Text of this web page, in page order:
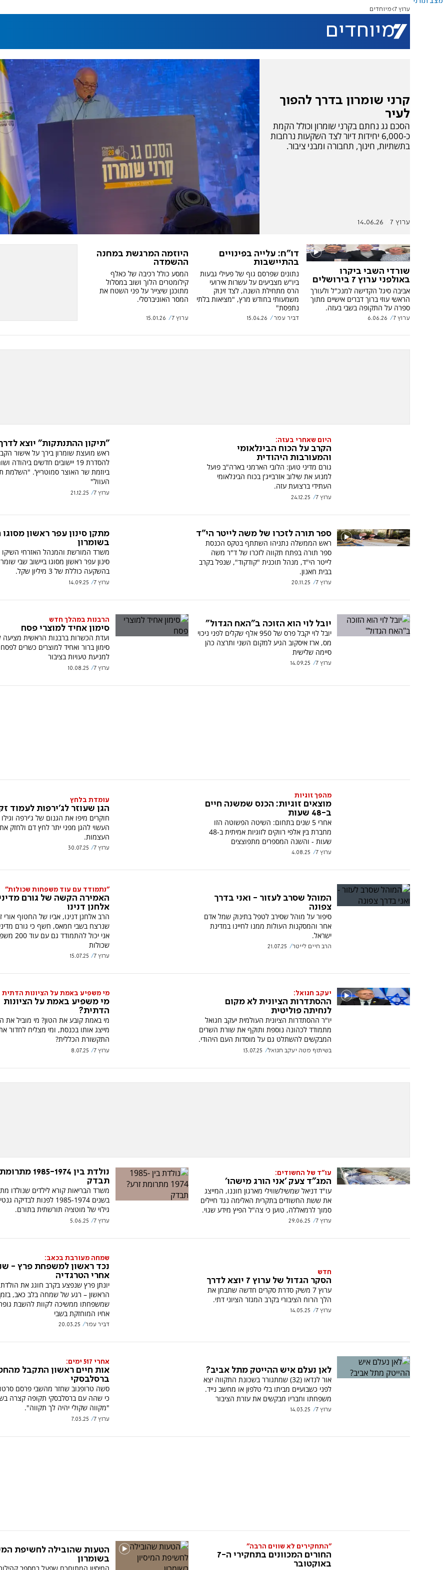
ערוץ 7 מיוחדים
מיוחדים
קרני שומרון בדרך להפוך
לעיר
הסכם גג נחתם בקרני שומרון וכולל הקמת
כ-6,000 יחידות דיור לצד השקעות נרחבות
בתשתיות, חינוך, תחבורה ומבני ציבור.
ערוץ 7 14.06.26
שורדי השבי ביקרו
באולפני ערוץ 7 בירושלים
אביבה סיגל הקדישה למנכ"ל ולעורך
הראשי עוזי ברוך דברים אישיים מתוך
ספרה על התקופה בשבי בעזה.
ערוץ 7 6.06.26
דו"ח: עלייה בפינויים
בהתיישבות
נתונים שפרסם גוף של פעילי גבעות
ביו"ש מצביעים על עשרות אירועי
הרס מתחילת השנה, לצד זינוק
משמעותי בחודש מרץ, "מציאות בלתי
נתפסת"
דביר עמר 15.04.26
היוזמה המרגשת במחנה
ההשמדה
המסע כולל רכיבה של כאלף
קילומטרים הלוך ושוב במסלול
מתוכנן שיצייר על פני השטח את
המסר האוניברסלי.
ערוץ 7 15.01.26
היום שאחרי בעזה:
הקרב על הכוח הבינלאומי
והמעורבות היהודית
גורם מדיני טוען: הלובי הארמני בארה"ב פועל
למנוע את שילוב אזרבייג'ן בכוח הבינלאומי
העתידי ברצועת עזה.
ערוץ 7 24.12.25
"תיקון ההתנתקות" יוצא
ראש מועצת שומרון בירך על אישור
להסדרת 19 יישובים חדשים ביהודה
ביוזמת שר האוצר סמוטריץ’. "השלמת
העוול"
ערוץ 7 21.12.25
ספר תורה לזכרו של משה לייטר הי"ד
ראש הממשלה נתניהו השתתף בטקס הכנסת
ספר תורה בפתח תקווה לזכרו של ד"ר משה
לייטר הי"ד, מנהל תוכנית "קודקוד", שנפל בקרב
בבית חאנון.
ערוץ 7 20.11.25
מתקן סינון עפר ראשון
בשומרון
משרד המורשת והמנהל האזרחי השיקו
סינון עפר ראשון מסוגו ביישוב שבי
בהשקעה כוללת של 3 מיליון שקל.
ערוץ 7 14.09.25
יובל לוי הוא הזוכה ב"האח הגדול"
יובל לוי יקבל פרס של 950 אלף שקלים לפני ניכוי
מס, ארז איסקוב הגיע למקום השני ותרצה כהן
סיימה שלישית
ערוץ 7 14.09.25
הרבנות במהלך חדש
סימון אחיד למוצרי פסח
ועדת הכשרות ברבנות הראשית מציעה
סימון ברור ואחיד למוצרים כשרים
למניעת טעויות בציבור
ערוץ 7 10.08.25
מהפך זוגיות
מוצאים זוגיות: הכנס שמשנה חיים
ב-48 שעות
אחרי 5 שנים בתחום: השיטה הפשוטה הזו
מחברת בין אלפי רווקים לזוגיות אמיתית ב-48
שעות - והשנה המספרים מתפוצצים
ערוץ 7 4.08.25
עומדת בלחץ
הגן שעוזר לג'ירפות לעמוד
חוקרים מיפו את הגנום של ג'ירפה וגילו
העשוי להגן מפני יתר לחץ דם ולחזק את
העצמות.
ערוץ 7 30.07.25
המוהל שסרב לעזור - ואני בדרך
צפונה
סיפור על מוהל שסירב לטפל בתינוק שמל אדם
אחר והמסקנות העולות ממנו לחיינו במדינת
ישראל.
הרב חיים לייטר 21.07.25
"נתמודד עם עוד משפחות שכולות"
האמירה הקשה של גורם
אלחנן דנינו
הרב אלחנן דנינו, אביו של החטוף אורי
שנרצח בשבי חמאס, חשף כי גורם
אני יכול להתמודד
שכולות
ערוץ 7 15.07.25
יעקב חגואל:
ההסתדרות הציונית לא מקום
לנחיתה פוליטית
יו"ר ההסתדרות הציונית העולמית יעקב חגואל
מתמודד לכהונה נוספת ותוקף את שורת השרים
המבקשים להשתלט גם על מוסדות העם היהודי.
בשיתוף מטה יעקב חגואל 13.07.25
מי משפיע באמת על הציונות הדתית
מי משפיע באמת על הציונות
הדתית?
מי באמת קובע את הטון? מי מוביל את
מייצג אותו בכנסת, ומי מצליח לחדור
התקשורת הכללית?
ערוץ 7 8.07.25
עו"ד של החשודים:
המג"ד צעק 'אני הורג מישהו'
עו"ד דניאל שמשילשווילי מארגון חוננו, המייצג
את ששת החשודים בתקרית האלימה נגד חיילים
סמוך לרמאללה, טוען כי צה"ל הפיץ מידע שגוי.
ערוץ 7 29.06.25
נולדת בין 1985-
תבדק
משרד הבריאות קורא לילדים שנולדו
בשנים 1985-1974 לפנות
גילוי של מוטציה תורשתית בתורם.
ערוץ 7 5.06.25
חדש
הסקר הגדול של ערוץ 7 יוצא לדרך
ערוץ 7 משיק סדרת סקרים חדשה שתבחן את
הלך הרוח הציבורי בקרב המגזר הציוני דתי.
ערוץ 7 14.05.25
שמחה מעורבת בכאב:
נכד ראשון למשפחת פרץ -
אחרי הטרגדיה
יונתן פרץ שנפצע בקרב חוגג את הולדת
הראשון – רגע של שמחה בלב כאב,
שמשפחתו ממשיכה לקוות להשבת
אחיו המוחזקת בשבי
דביר עמר 20.03.25
לאן נעלם איש ההייטק מתל אביב?
אור לנדאו (32) שמתגורר בשכונת התקווה יצא
לפני כשבועיים מביתו בלי טלפון או מחשב נייד.
משפחתו וחבריו מבקשים את עזרת הציבור
ערוץ 7 14.03.25
אחרי 517 ימים:
אות חיים ראשון התקבל
ברסלבסקי
סשה טרופנוב שחזר מהשבי פרסם
כי שהה עם ברסלבסקי תקופה קצרה
"מקווה שקולי יהיה לך תקווה".
ערוץ 7 7.03.25
"התחקירים לא שווים הרבה"
החורים המכוונים בתחקירי ה-7
באוקטובר
הטעות שהובילה לחשיפת
בשומרון